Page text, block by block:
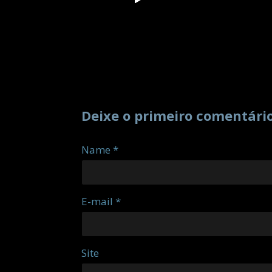
Deixe o primeiro
Name *
E-mail *
Site